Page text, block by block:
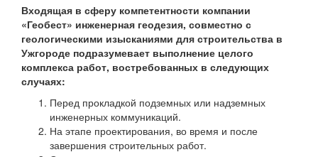
Входящая в сферу компетентности компании
«Геобест» инженерная геодезия, совместно с
геологическими изысканиями для строительства в
Ужгороде подразумевает выполнение целого
комплекса работ, востребованных в следующих
случаях:
Перед прокладкой подземных или надземных
инженерных коммуникаций.
На этапе проектирования, во время и после
завершения строительных работ.